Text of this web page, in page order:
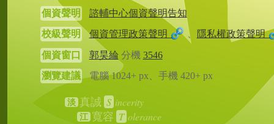
個資聲明
諮輔中心個資聲明告知
校級聲明
個資管理政策聲明 、 隱私權政策聲明
個資窗口 郭昊綸 分機 3546
瀏覽建議
電腦 1024+ px、手機 420+ px
淡 真誠 S incerity
江 寬容 T olerance